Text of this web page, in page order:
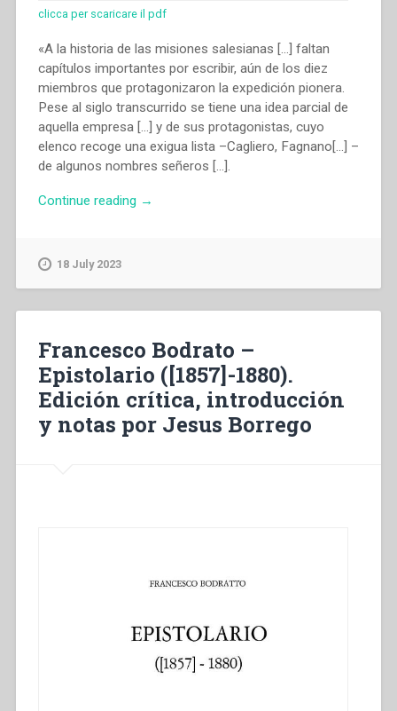
clicca per scaricare il pdf
«A la historia de las misiones salesianas […] faltan
capítulos importantes por escribir, aún de los diez
miembros que protagonizaron la expedición pionera.
Pese al siglo transcurrido se tiene una idea parcial de
aquella empresa […] y de sus protagonistas, cuyo
elenco recoge una exigua lista –Cagliero, Fagnano[…] –
de algunos nombres señeros […].
Continue reading “Domenico
introducción
y
notas
Jesus
→
18 July 2023
Francesco Bodrato –
Epistolario ([1857]-1880).
Edición crítica, introducción
y notas por Jesus Borrego